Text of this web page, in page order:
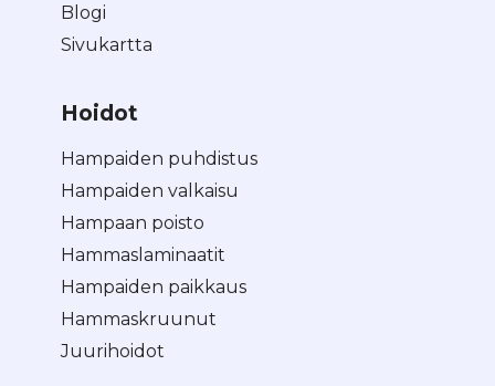
Blogi
Sivukartta
Hoidot
Hampaiden puhdistus
Hampaiden valkaisu
Hampaan poisto
Hammaslaminaatit
Hampaiden paikkaus
Hammaskruunut
Juurihoidot